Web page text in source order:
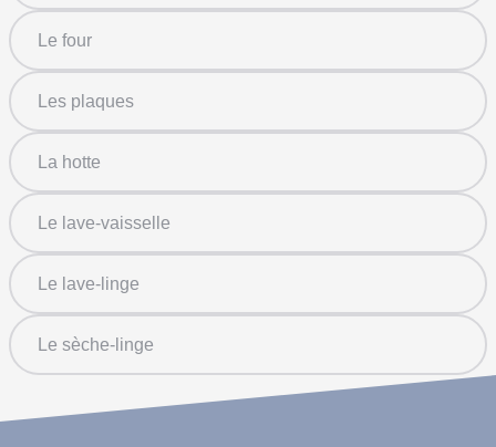
Le four
Les plaques
La hotte
Le lave-vaisselle
Le lave-linge
Le sèche-linge